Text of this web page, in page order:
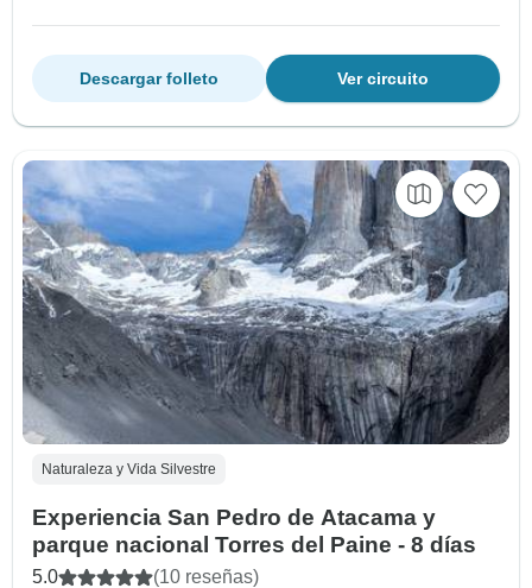
Ver circuito
Descargar folleto
Naturaleza y Vida Silvestre
Experiencia San Pedro de Atacama y
parque nacional Torres del Paine - 8 días
5.0 (10 reseñas)